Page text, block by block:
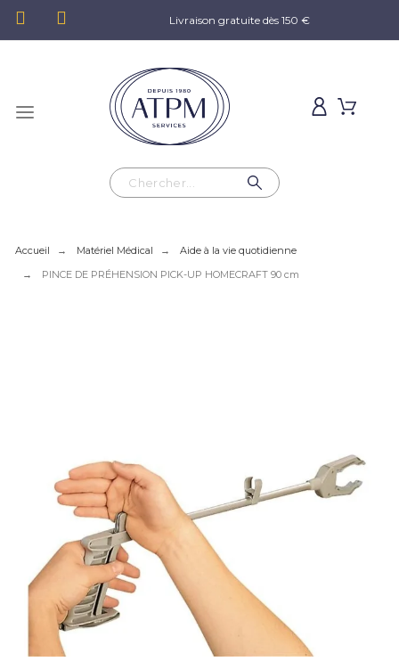
Livraison gratuite dès 150 €
Accueil Matériel Médical
Aide à la vie quotidienne
PINCE DE PRÉHENSION PICK-UP HOMECRAFT 90 cm